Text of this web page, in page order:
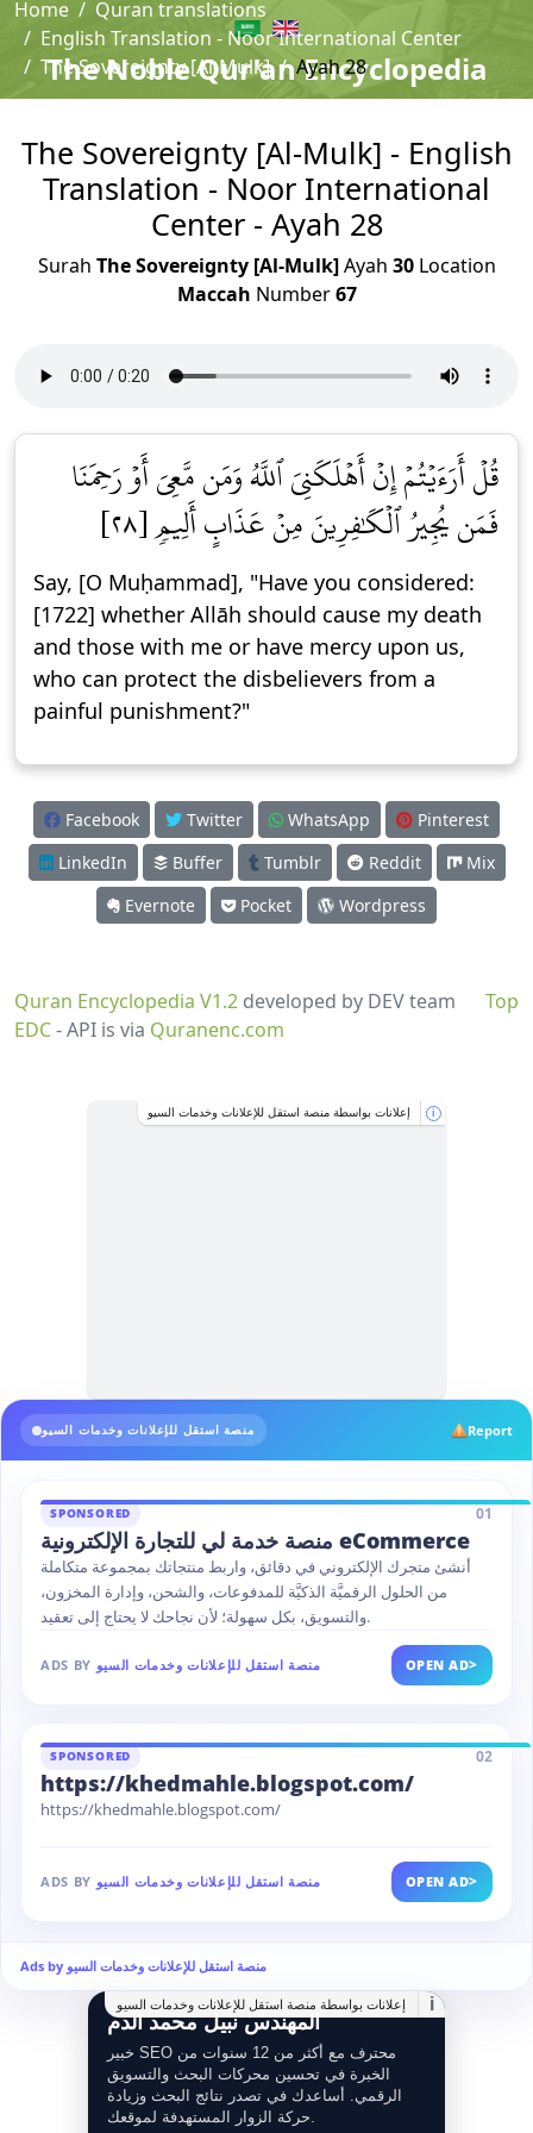
The Noble Qur'an Encyclopedia
Home
Quran translations
English Translation - Noor International Center
The Sovereignty [Al-Mulk]
Ayah 28
The Sovereignty [Al-Mulk] - English
Translation - Noor International
Center - Ayah 28
Surah The Sovereignty [Al-Mulk]Ayah 30Location
Maccah Number67
قُلۡ أَرَءَيۡتُمۡ إِنۡ أَهۡلَكَنِيَ ٱللَّهُ وَمَن مَّعِيَ أَوۡ رَحِمَنَا
فَمَن يُجِيرُ ٱلۡكَٰفِرِينَ مِنۡ عَذَابٍ أَلِيمٖ [٢٨]
Say, [O Muḥammad], "Have you considered:
[1722] whether Allāh should cause my death
and those with me or have mercy upon us,
who can protect the disbelievers from a
painful punishment?"
Facebook Twitter WhatsApp
Pinterest
LinkedIn
Buffer Tumblr Reddit
Mix
Evernote
Pocket Wordpress
Top
Quran Encyclopedia V1.2 developed by DEV team
EDC- API is via Quranenc.com
إعلانات بواسطة منصة استقل للإعلانات وخدمات السيو i
منصة استقل للإعلانات وخدمات السيو Report
SPONSORED 01
منصة خدمة لي للتجارة الإلكترونية eCommerce
أنشئ متجرك الإلكتروني في دقائق، واربط منتجاتك بمجموعة متكاملة
من الحلول الرقميَّة الذكيَّة للمدفوعات، والشحن، وإدارة المخزون،
والتسويق، بكل سهولة؛ لأن نجاحك لا يحتاج إلى تعقيد.
ADS BY منصة استقل للإعلانات وخدمات السيو OPEN AD>
SPONSORED 02
https://khedmahle.blogspot.com/
https://khedmahle.blogspot.com/
ADS BY منصة استقل للإعلانات وخدمات السيو OPEN AD>
Ads by منصة استقل للإعلانات وخدمات السيو
إعلانات بواسطة منصة استقل للإعلانات وخدمات السيو i
المهندس نبيل محمد الدم
خبير SEO محترف مع أكثر من 12 سنوات من
الخبرة في تحسين محركات البحث والتسويق
الرقمي. أساعدك في تصدر نتائج البحث وزيادة
حركة الزوار المستهدفة لموقعك.